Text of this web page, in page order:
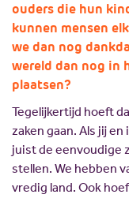
ouders die hun
kunnen mensen
we dan nog
wereld dan nog in
plaatsen?
Tegelijkertijd hoeft
zaken gaan. Als jij
juist de eenvoudige
stellen. We hebben
vredig land. Ook